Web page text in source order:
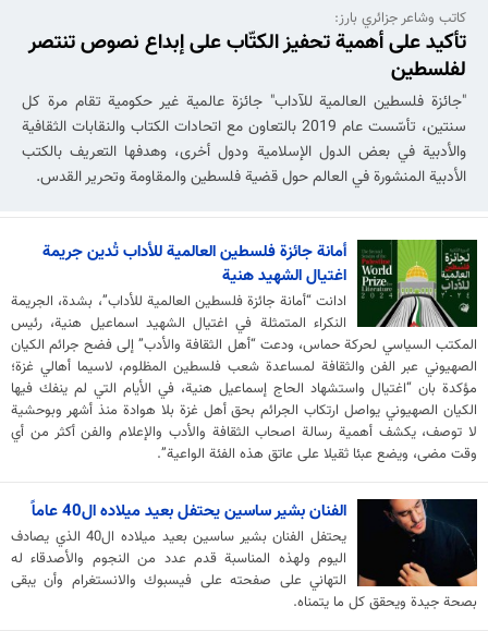
كاتب وشاعر جزائري بارز:
تأكيد على أهمية تحفيز الكتّاب على إبداع نصوص تنتصر
لفلسطين
"جائزة فلسطين العالمية للآداب" جائزة عالمية غير حكومية تقام مرة كل
سنتين، تأسّست عام 2019 بالتعاون مع اتحادات الكتاب والنقابات الثقافية
والأدبية في بعض الدول الإسلامية ودول أخرى، وهدفها التعريف بالكتب
الأدبية المنشورة في العالم حول قضية فلسطين والمقاومة وتحرير القدس.
أمانة جائزة فلسطين العالمية للأداب تُدين جريمة
اغتيال الشهيد هنية
ادانت “أمانة جائزة فلسطين العالمية للأداب”، بشدة، الجريمة
النكراء المتمثلة في اغتيال الشهيد اسماعيل هنية، رئيس
المكتب السياسي لحركة حماس، ودعت “أهل الثقافة والأدب” إلى فضح جرائم الكيان
الصهيوني عبر الفن والثقافة لمساعدة شعب فلسطين المظلوم، لاسيما أهالي غزة؛
مؤكدة بان “اغتيال واستشهاد الحاج إسماعيل هنية، في الأيام التي لم ينفك فيها
الكيان الصهيوني يواصل ارتكاب الجرائم بحق أهل غزة بلا هوادة منذ أشهر وبوحشية
لا توصف، يكشف أهمية رسالة اصحاب الثقافة والأدب والإعلام والفن أكثر من أي
وقت مضى، ويضع عبئا ثقيلا على عاتق هذه الفئة الواعية”.
الفنان بشير ساسين يحتفل بعيد ميلاده ال40 عاماً
يحتفل الفنان بشير ساسين بعيد ميلاده ال40 الذي يصادف
اليوم ولهذه المناسبة قدم عدد من النجوم والأصدقاء له
التهاني على صفحته على فيسبوك والانستغرام وأن يبقى
بصحة جيدة ويحقق كل ما يتمناه.